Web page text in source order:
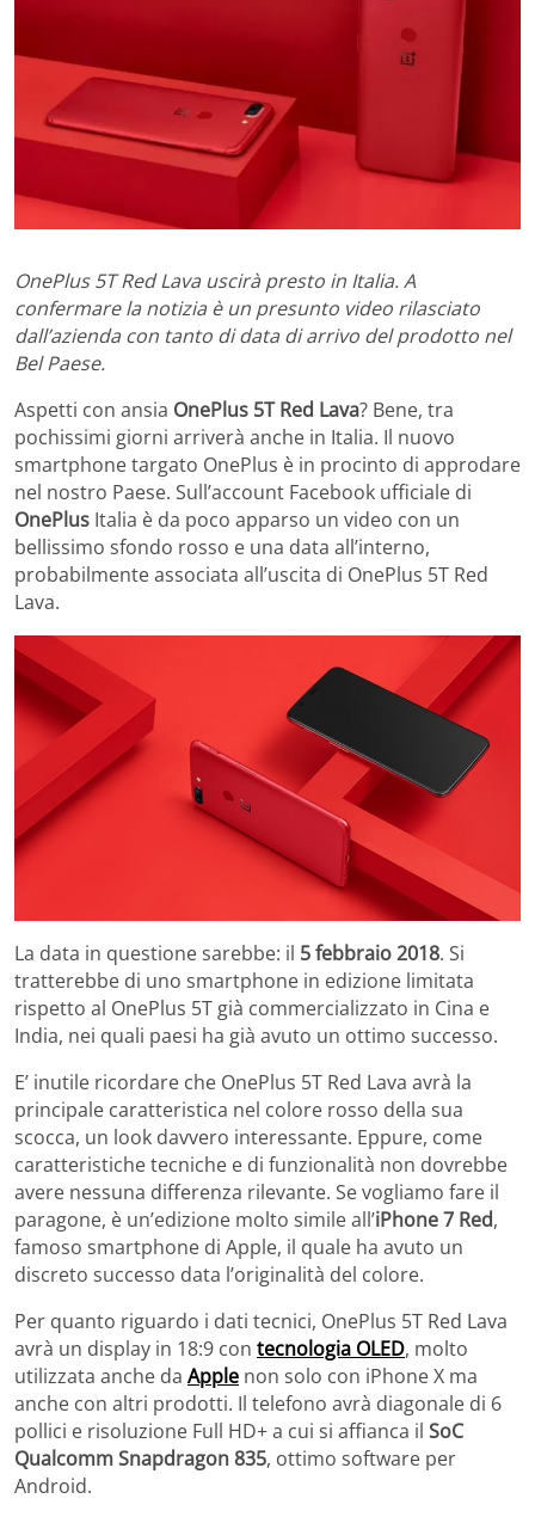
OnePlus 5T Red Lava uscirà presto in Italia. A
confermare la notizia è un presunto video rilasciato
dall’azienda con tanto di data di arrivo del prodotto nel
Bel Paese.
Aspetti con ansia OnePlus 5T Red Lava? Bene, tra
pochissimi giorni arriverà anche in Italia. Il nuovo
smartphone targato OnePlus è in procinto di approdare
nel nostro Paese. Sull’account Facebook ufficiale di
OnePlus Italia è da poco apparso un video con un
bellissimo sfondo rosso e una data all’interno,
probabilmente associata all’uscita di OnePlus 5T Red
Lava.
La data in questione sarebbe: il 5 febbraio 2018. Si
tratterebbe di uno smartphone in edizione limitata
rispetto al OnePlus 5T già commercializzato in Cina e
India, nei quali paesi ha già avuto un ottimo successo.
E’ inutile ricordare che OnePlus 5T Red Lava avrà la
principale caratteristica nel colore rosso della sua
scocca, un look davvero interessante. Eppure, come
caratteristiche tecniche e di funzionalità non dovrebbe
avere nessuna differenza rilevante. Se vogliamo fare il
paragone, è un’edizione molto simile all’iPhone 7 Red,
famoso smartphone di Apple, il quale ha avuto un
discreto successo data l’originalità del colore.
Per quanto riguardo i dati tecnici, OnePlus 5T Red Lava
avrà un display in 18:9 con tecnologia OLED, molto
utilizzata anche da Apple non solo con iPhone X ma
anche con altri prodotti. Il telefono avrà diagonale di 6
pollici e risoluzione Full HD+ a cui si affianca il SoC
Qualcomm Snapdragon 835, ottimo software per
Android.